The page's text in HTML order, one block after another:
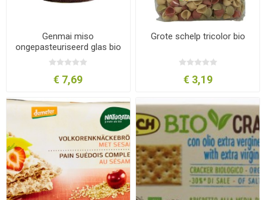
Genmai miso
ongepasteuriseerd glas bio
€ 7,69
Grote schelp tricolor bio
€ 3,19